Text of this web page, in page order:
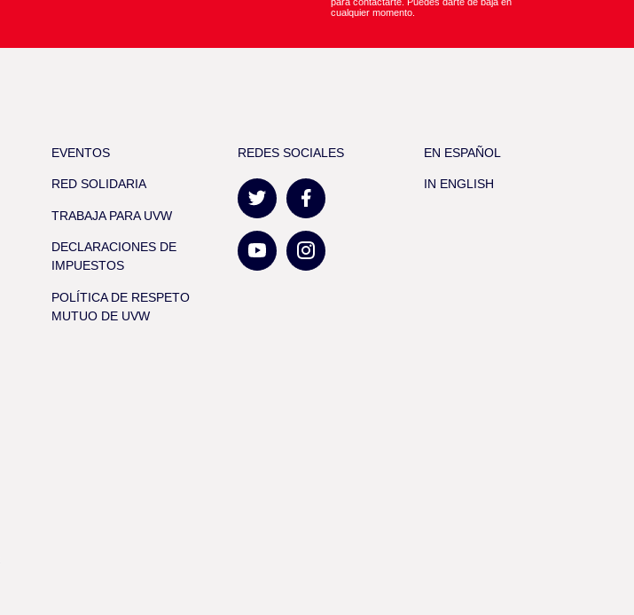
cualquier momento.
EVENTOS
RED SOLIDARIA
TRABAJA PARA UVW
DECLARACIONES DE
IMPUESTOS
POLÍTICA DE RESPETO
MUTUO DE UVW
REDES SOCIALES EN ESPAÑOL
IN ENGLISH